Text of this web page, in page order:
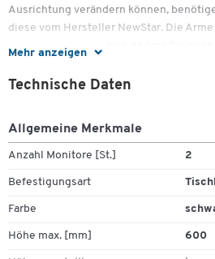
Mehr anzeigen
Ausrichtung verändern können,
diese vom Hersteller NewStar. Die
schwenken und drehen, sodass Sie ganz
können. Dazu ist die Tischhalterung mit
bis zu 16 kg wiegen können. Dank der
Höhe flexibel einstellen. Die
dem VESA-Standard kompatibel.
Tischhalterung NewStar NM-
Technische Daten
Allgemeine Merkmale
Anzahl Monitore [St.] 2
Befestigungsart
Farbe
Höhe max. [mm] 600